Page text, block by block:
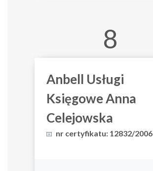
8
Anbell Usługi
Księgowe Anna
Celejowska
nr certyfikatu: 12832/2006